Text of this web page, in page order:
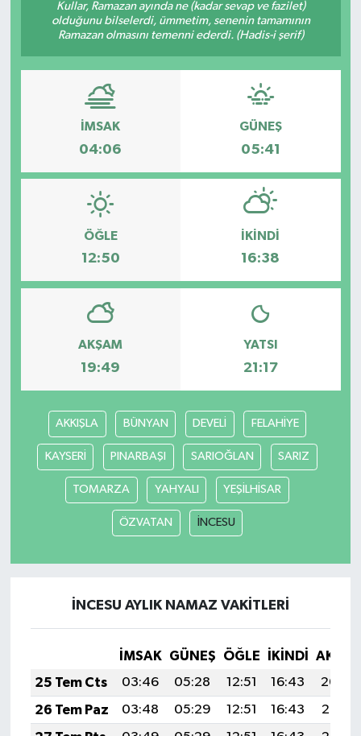
Kullar, Ramazan ayında ne (kadar sevap ve fazilet)
olduğunu bilselerdi, ümmetim, senenin tamamının
Ramazan olmasını temenni ederdi. (Hadis-i şerif)
İMSAK
04:06
GÜNEŞ
05:41
ÖĞLE
12:50
İKINDI
16:38
AKŞAM
19:49
YATSI
21:17
AKKIŞLA BÜNYAN DEVELİ FELAHİYE
KAYSERİ PINARBAŞI SARIOĞLAN SARIZ
TOMARZA YAHYALI YEŞİLHİSAR
ÖZVATAN İNCESU
İNCESU AYLIK NAMAZ VAKITLERI
İMSAK GÜNEŞ ÖĞLE İKINDI
25 Tem Cts
03:46 05:28 12:51 16:43
20:04
26 Tem Paz
03:48 05:29 12:51 16:43
20:03
Siyaset
Spor
Teknoloji
Yaşam